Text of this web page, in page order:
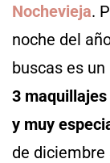
Nochevieja.
noche del
buscas es
3 maquillajes
y muy
de diciembre